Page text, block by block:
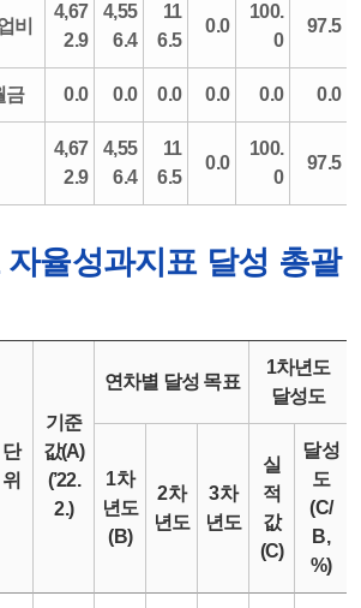
비
4,67
2.9
4,55
6.4
11
6.5
0.0
100.
0
97.5
금 0.0 0.0 0.0 0.0 0.0 0.0
4,67
2.9
4,55
6.4
11
6.5
0.0
100.
0
97.5
자율성과지표 달성 총괄
단
위
기준
값(A)
(’22.
2.)
연차별 달성 목표
1차년도
달성도
1차
년도
(B)
2차
년도
3차
년도
실
적
값
(C)
달성
도
(C/
B,
%)